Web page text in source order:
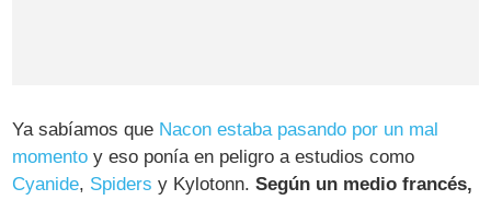
Ya sabíamos que Nacon estaba pasando por un mal
momento y eso ponía en peligro a estudios como
Cyanide, Spiders y Kylotonn.Según un medio francés,